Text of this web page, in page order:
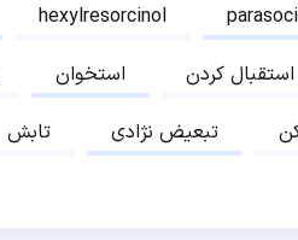
hexylresorcinol
استخوان استقبال کردن
تابش تبعیض نژادی